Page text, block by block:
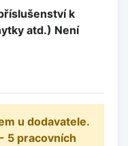
k
atd.) Není
u dodavatele.
5 pracovních